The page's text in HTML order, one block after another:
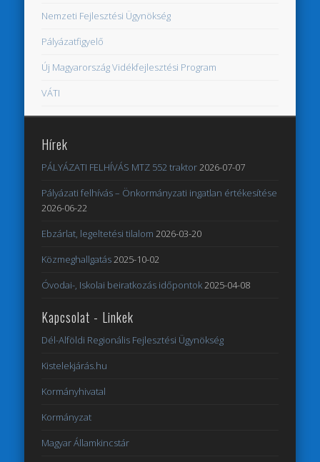
Nemzeti Fejlesztési Ügynökség
Pályázatfigyelő
Új Magyarország Vidékfejlesztési Program
VÁTI
Hírek
PÁLYÁZATI FELHÍVÁS MTZ 552 traktor2026-07-07
Pályázati felhívás – Önkormányzati ingatlan értékesítése
2026-06-22
Ebzárlat, legeltetési tilalom 2026-03-20
Közmeghallgatás2025-10-02
Óvodai-, Iskolai beiratkozás időpontok2025-04-08
Kapcsolat - Linkek
Dél-Alföldi Regionális Fejlesztési Ügynökség
Kistelekjárás.hu
Kormányhivatal
Kormányzat
Magyar Államkincstár